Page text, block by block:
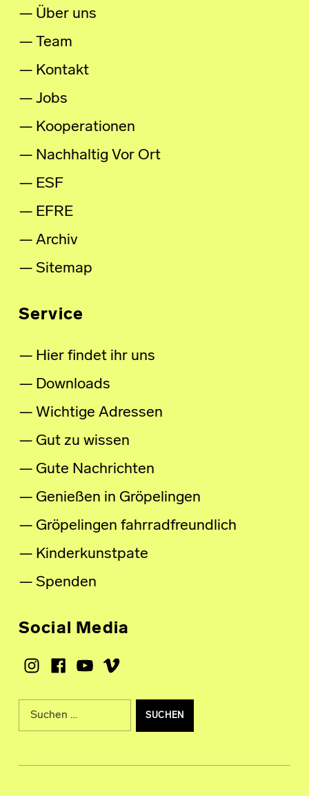
Über uns
Team
Kontakt
Jobs
Kooperationen
Nachhaltig Vor Ort
ESF
EFRE
Archiv
Sitemap
Service
Hier findet ihr uns
Downloads
Wichtige Adressen
Gut zu wissen
Gute Nachrichten
Genießen in Gröpelingen
Gröpelingen fahrradfreundlich
Kinderkunstpate
Spenden
Social Media
Instagram
Facebook
Youtube
Vimeo
Suche nach: